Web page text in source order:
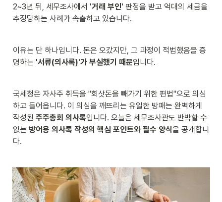
2~3년 뒤, 세무조사에서 '거래 부인' 판정을 받고 억대의 세금을
추징당하는 사례가 속출하고 있습니다.
이유는 단 하나입니다. 돈은 오갔지만, 그 과정이 적법했음을 증
명하는 '서류(의사록)'가 부실했기 때문입니다.
국세청은 자사주 취득을 "회삿돈을 빼가기 위한 편법"으로 의심
하고 들어옵니다. 이 의심을 깨뜨리는 유일한 방패는 완벽하게
작성된 주주총회 의사록입니다. 오늘은 세무조사관도 반박할 수
없는 방어용 의사록 작성의 핵심 포인트와 필수 양식을 공개합니
다.